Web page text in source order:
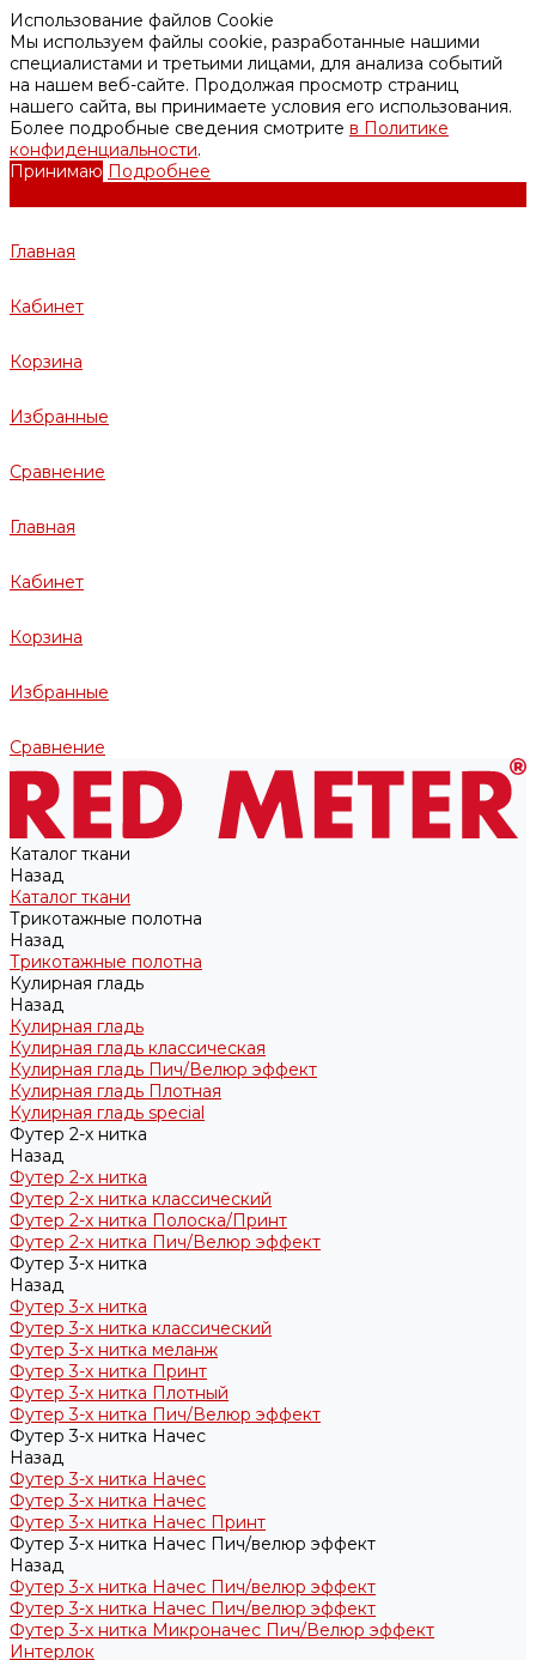
Использование файлов Cookie
Мы используем файлы cookie, разработанные нашими
специалистами и третьими лицами, для анализа событий
на нашем веб-сайте. Продолжая просмотр страниц
нашего сайта, вы принимаете условия его использования.
Более подробные сведения смотрите в Политике
конфиденциальности.
Принимаю Подробнее
Главная
Кабинет
Корзина
Избранные
Сравнение
Главная
Кабинет
Корзина
Избранные
Сравнение
Каталог ткани
Назад
Каталог ткани
Трикотажные полотна
Назад
Трикотажные полотна
Кулирная гладь
Назад
Кулирная гладь
Кулирная гладь классическая
Кулирная гладь Пич/Велюр эффект
Кулирная гладь Плотная
Кулирная гладь special
Футер 2-х нитка
Назад
Футер 2-х нитка
Футер 2-х нитка классический
Футер 2-х нитка Полоска/Принт
Футер 2-х нитка Пич/Велюр эффект
Футер 3-х нитка
Назад
Футер 3-х нитка
Футер 3-х нитка классический
Футер 3-х нитка меланж
Футер 3-х нитка Принт
Футер 3-х нитка Плотный
Футер 3-х нитка Пич/Велюр эффект
Футер 3-х нитка Начес
Назад
Футер 3-х нитка Начес
Футер 3-х нитка Начес
Футер 3-х нитка Начес Принт
Футер 3-х нитка Начес Пич/велюр эффект
Назад
Футер 3-х нитка Начес Пич/велюр эффект
Футер 3-х нитка Начес Пич/велюр эффект
Футер 3-х нитка Микроначес Пич/Велюр эффект
Интерлок